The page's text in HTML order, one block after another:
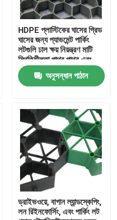
HDPE প্লাস্টিকের ঘাসের গ্রিড
ঘাসের জন্য প্যাভমেন্ট পার্কিং
লটগুলি ঢাল ক্ষয় নিয়ন্ত্রণ মাটি
স্থিতিশীলতা পাথর পাথর এবং
ল্যান্ডস্কেপিং প্লাস্টিকের ঘাসের
গ্রিড
অনুসন্ধান পাঠান
ড্রাইভওয়ে, বাগান ল্যান্ডস্কেপিং,
লন রিইনফোর্সিং, এবং পার্কিং লট